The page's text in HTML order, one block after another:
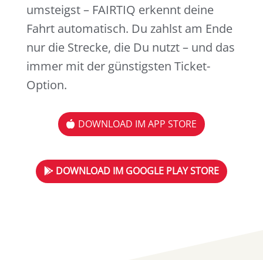
umsteigst – FAIRTIQ erkennt deine
Fahrt automatisch. Du zahlst am Ende
nur die Strecke, die Du nutzt – und das
immer mit der günstigsten Ticket-
Option.
DOWNLOAD IM APP STORE
DOWNLOAD IM GOOGLE PLAY STORE